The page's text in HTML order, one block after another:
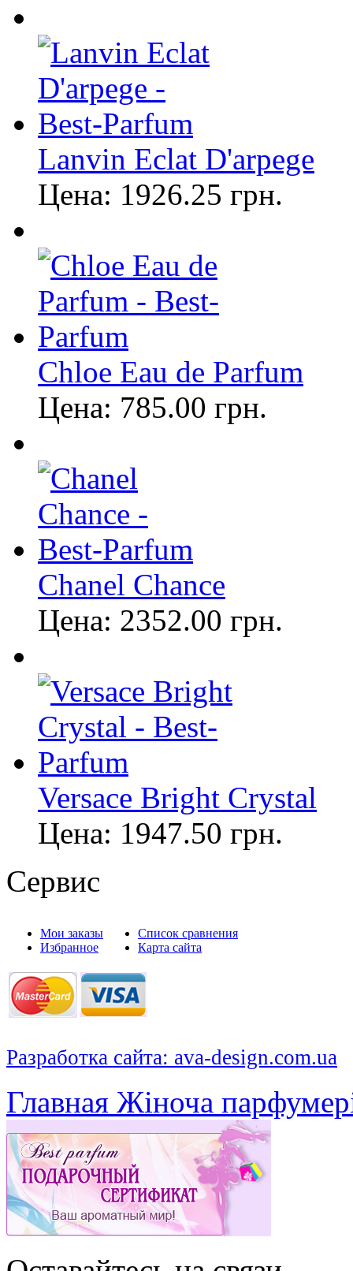
Lanvin Eclat D'arpege
Цена: 1926.25 грн.
Chloe Eau de Parfum
Цена: 785.00 грн.
Chanel Chance
Цена: 2352.00 грн.
Versace Bright Crystal
Цена: 1947.50 грн.
Сервис
Мои заказы
Избранное
Список сравнения
Карта сайта
Разработка сайта: ava-design.com.ua
Главная Жіноча